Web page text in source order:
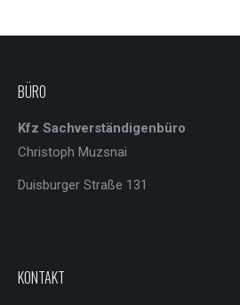
BÜRO
Kfz Sachverständigenbüro
Christoph Muzsnai
Duisburger Straße 131
KONTAKT